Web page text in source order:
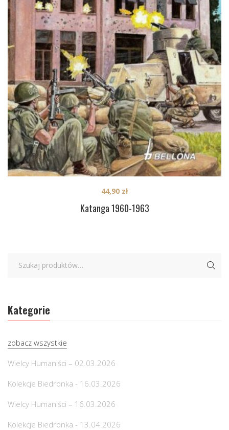
Katanga 1960-1963
44,90 zł
Kategorie
zobacz wszystkie
Wielcy Humaniści – 02.03.2026
Kolekcje Biedronka - 16.03.2026
Wielcy Humaniści – 16.03.2026
Kolekcje Biedronka - 13.04.2026